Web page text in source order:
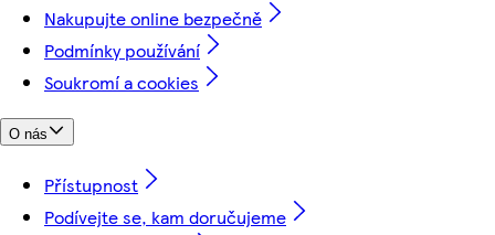
Nakupujte online bezpečně
Podmínky používání
Soukromí a cookies
O nás
Přístupnost
Podívejte se, kam doručujeme